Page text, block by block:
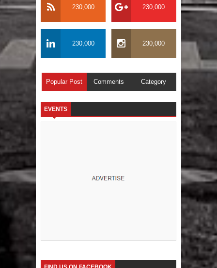
230,000 230,000
230,000 230,000
Popular Post Comments Category
EVENTS